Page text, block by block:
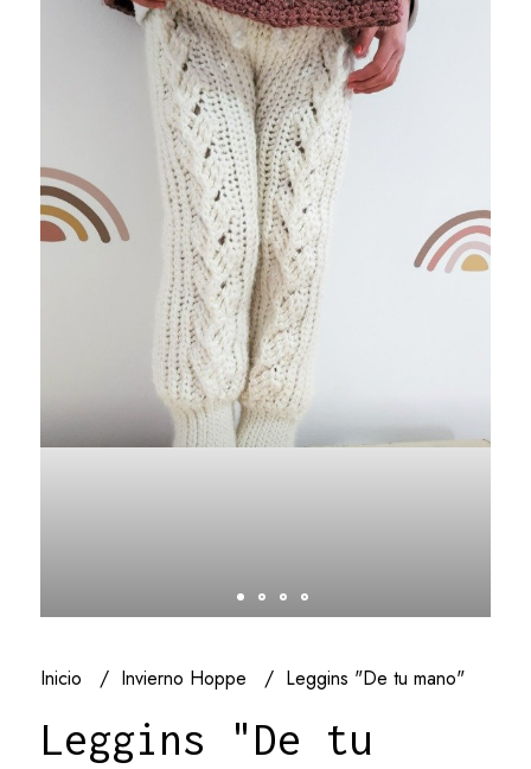
Inicio Invierno Hoppe Leggins "De tu mano"
Leggins "De tu